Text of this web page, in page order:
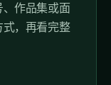
作品集或面
，再看完整